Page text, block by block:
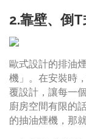
2.靠壁、倒
歐式設計的排油
機」。在安裝時
覆設計，讓每一
廚房空間有限的
的抽油煙機，那